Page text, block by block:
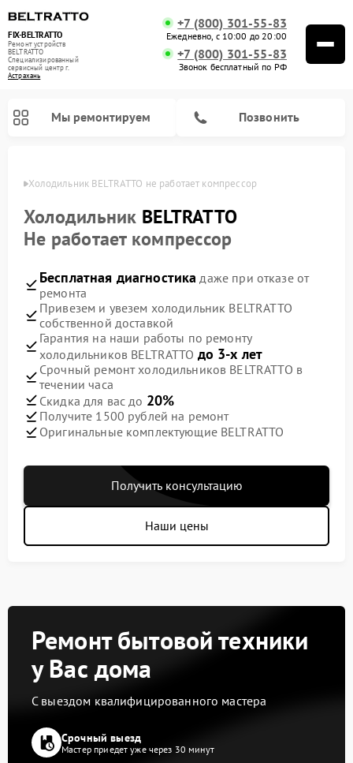
FIX-BELTRATTO
Ремонт устройств
BELTRATTO
Специализированный
cервисный центр г.
Астрахань
+7 (800) 301-55-83
Ежедневно, с 10:00 до 20:00
+7 (800) 301-55-83
Звонок бесплатный по РФ
Мы ремонтируем Позвонить
Холодильник BELTRATTO не работает компрессор
Холодильник BELTRATTO
Не работает компрессор
Бесплатная диагностика даже при отказе от
ремонта
Привезем и увезем холодильник BELTRATTO
собственной доставкой
Гарантия на наши работы по ремонту
холодильников BELTRATTO до 3-х лет
Срочный ремонт холодильников BELTRATTO в
течении часа
Скидка для вас до 20%
Получите 1500 рублей на ремонт
Оригинальные комплектующие BELTRATTO
Получить консультацию
Наши цены
Ремонт бытовой техники
у Вас дома
С выездом квалифицированного мастера
Срочный выезд
Мастер приедет уже через 30 минут